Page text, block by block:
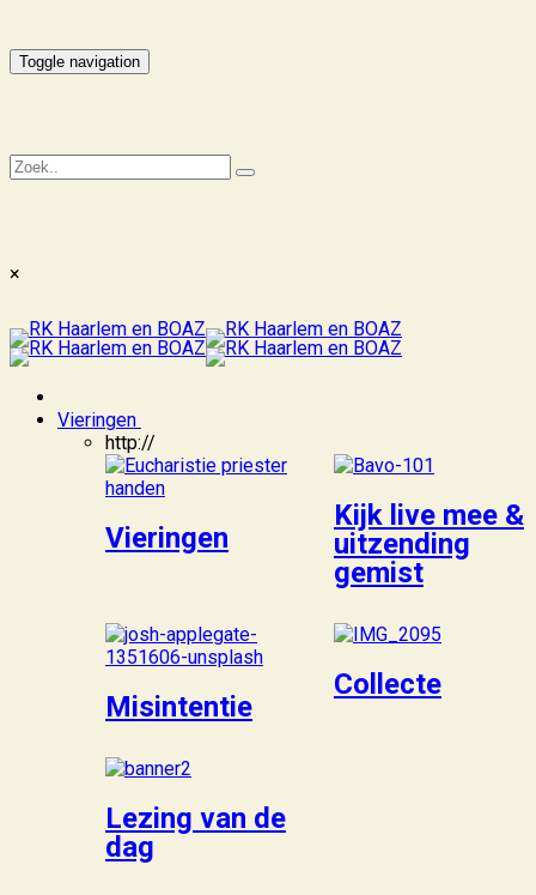
Toggle navigation
×
Vieringen
http://
Vieringen
Kijk live mee &
uitzending
gemist
Misintentie
Collecte
Lezing van de
dag